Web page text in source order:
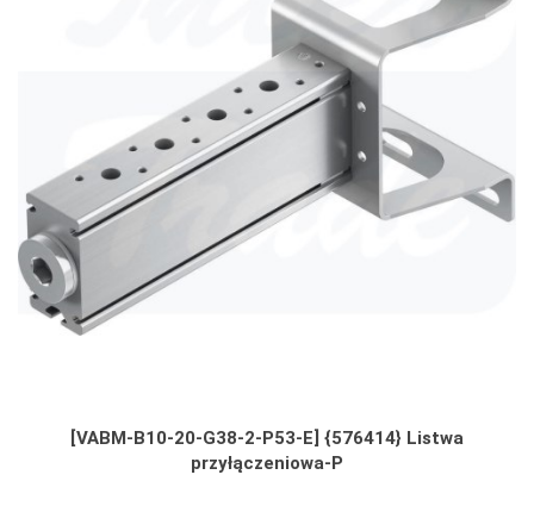
[VABM-B10-20-G38-2-P53-E] {576414} Listwa
przyłączeniowa-P